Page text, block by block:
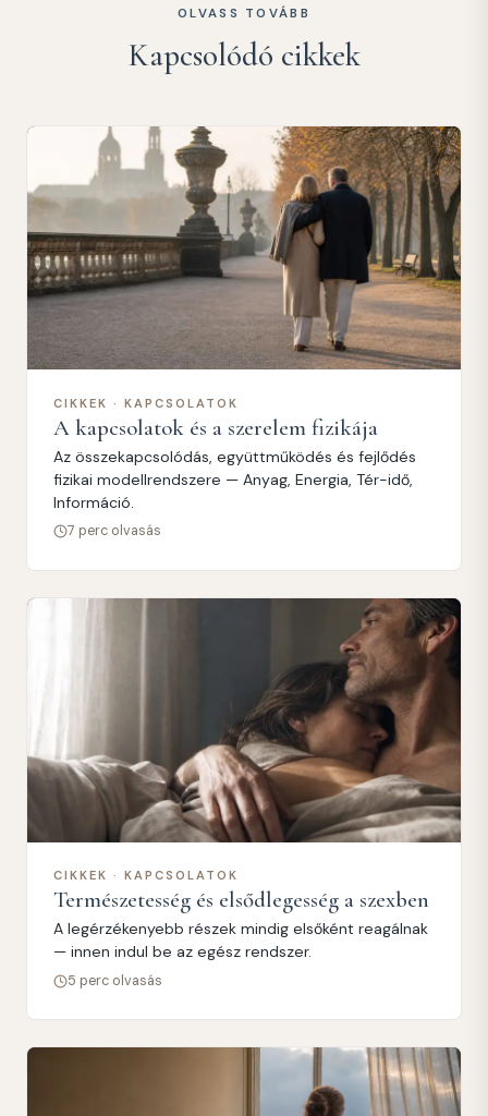
OLVASS TOVÁBB
Kapcsolódó cikkek
CIKKEK · KAPCSOLATOK
A kapcsolatok és a szerelem fizikája
Az összekapcsolódás, együttműködés és fejlődés
fizikai modellrendszere — Anyag, Energia, Tér-idő,
Információ.
7 perc olvasás
CIKKEK · KAPCSOLATOK
Természetesség és elsődlegesség a szexben
A legérzékenyebb részek mindig elsőként reagálnak
— innen indul be az egész rendszer.
5 perc olvasás